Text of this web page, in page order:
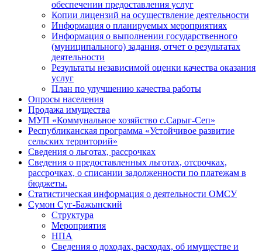
обеспечении предоставления услуг
Копии лицензий на осуществление деятельности
Информация о планируемых мероприятиях
Информация о выполнении государственного
(муниципального) задания, отчет о результатах
деятельности
Результаты независимой оценки качества оказания
услуг
План по улучшению качества работы
Опросы населения
Продажа имущества
МУП «Коммунальное хозяйство с.Сарыг-Сеп»
Республиканская программа «Устойчивое развитие
сельских территорий»
Сведения о льготах, рассрочках
Сведения о предоставленных льготах, отсрочках,
рассрочках, о списании задолженности по платежам в
бюджеты.
Статистическая информация о деятельности ОМСУ
Сумон Суг-Бажынский
Структура
Мероприятия
НПА
Сведения о доходах, расходах, об имуществе и